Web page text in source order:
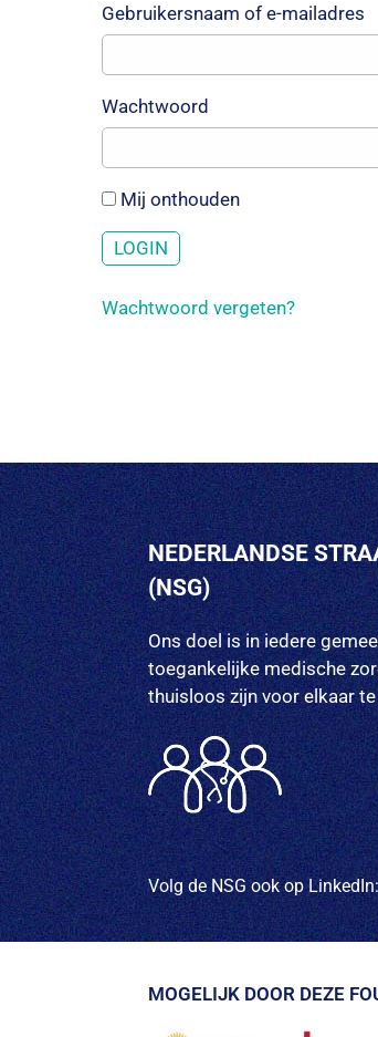
Gebruikersnaam of e-mailadres
Wachtwoord
Mij onthouden
Wachtwoord vergeten?
NEDERLANDSE
(NSG)
Ons doel is in iedere
toegankelijke medische
thuisloos zijn voor elkaar
Volg de NSG ook op
MOGELIJK DOOR DEZE